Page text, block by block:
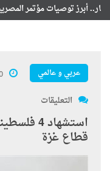
مؤتمر المصريين
عربي و عالمي
التعليقات
قطاع غزة